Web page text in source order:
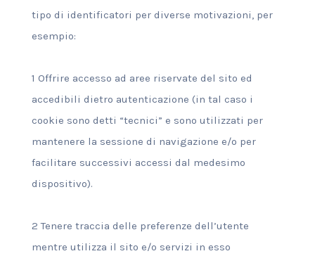
tipo di identificatori per diverse motivazioni, per
esempio:
1 Offrire accesso ad aree riservate del sito ed
accedibili dietro autenticazione (in tal caso i
cookie sono detti “tecnici” e sono utilizzati per
mantenere la sessione di navigazione e/o per
facilitare successivi accessi dal medesimo
dispositivo).
2 Tenere traccia delle preferenze dell’utente
mentre utilizza il sito e/o servizi in esso